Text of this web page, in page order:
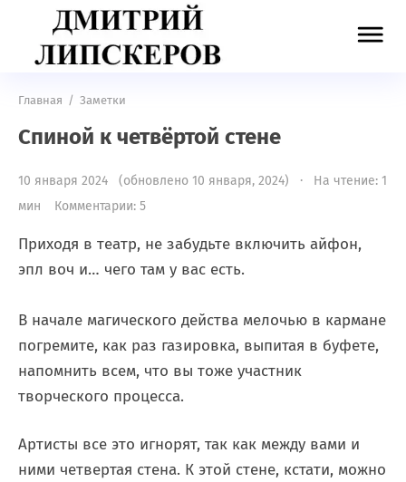
Главная / Заметки
Спиной к четвёртой стене
10 января 2024 (обновлено 10 января, 2024) · На чтение: 1
мин
Комментарии: 5
Приходя в театр, не забудьте включить айфон,
эпл воч и… чего там у вас есть.
В начале магического действа мелочью в кармане
погремите, как раз газировка, выпитая в буфете,
напомнить всем, что вы тоже участник
творческого процесса. ⠀
Артисты все это игнорят, так как между вами и
ними четвертая стена. К этой стене, кстати, можно